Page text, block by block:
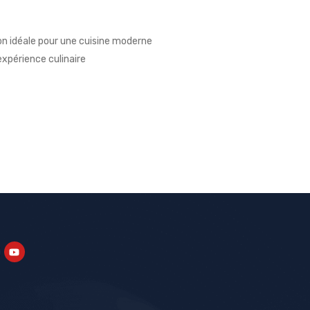
idéale pour une cuisine moderne
culinaire